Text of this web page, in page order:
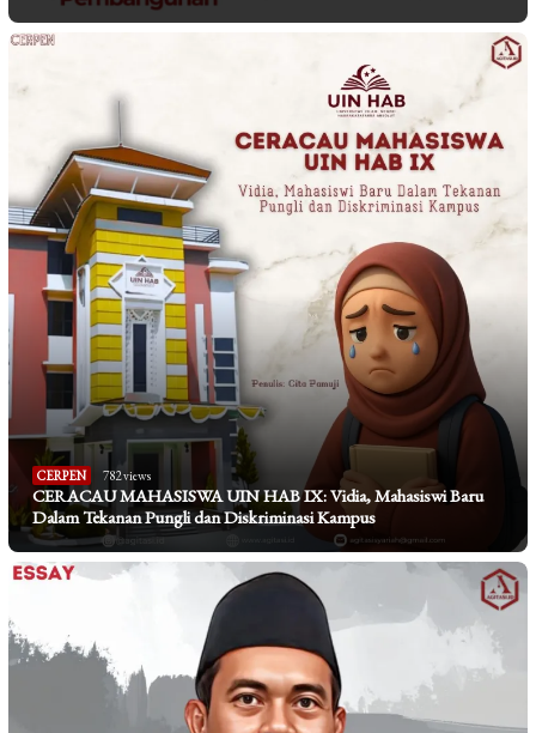
CERPEN 782 views
CERACAU MAHASISWA UIN HAB IX: Vidia, Mahasiswi Baru
Dalam Tekanan Pungli dan Diskriminasi Kampus